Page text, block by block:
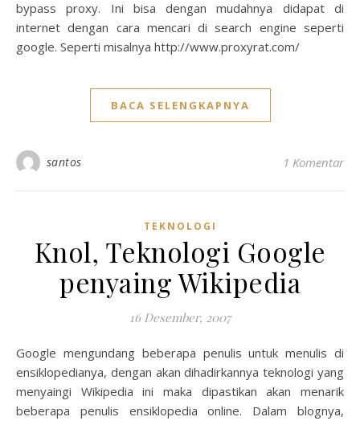
bypass proxy. Ini bisa dengan mudahnya didapat di
internet dengan cara mencari di search engine seperti
google. Seperti misalnya http://www.proxyrat.com/
BACA SELENGKAPNYA
santos 1 Komentar
TEKNOLOGI
Knol, Teknologi Google
penyaing Wikipedia
16 Desember, 2007
Google mengundang beberapa penulis untuk menulis di
ensiklopedianya, dengan akan dihadirkannya teknologi yang
menyaingi Wikipedia ini maka dipastikan akan menarik
beberapa penulis ensiklopedia online. Dalam blognya,